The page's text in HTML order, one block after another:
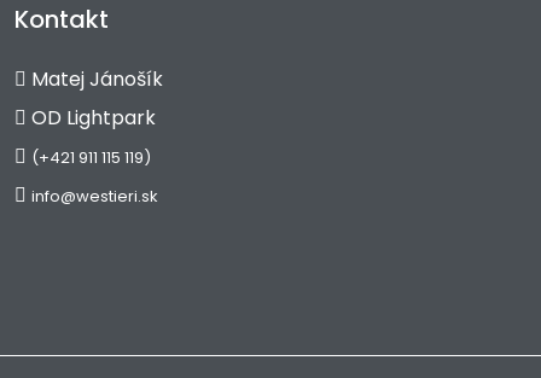
Kontakt
Matej Jánošík
OD Lightpark
(+421 911 115 119)
info@westieri.sk